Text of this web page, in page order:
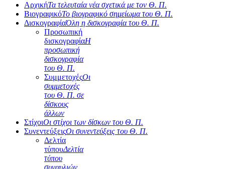
ΑρχικήΤα τελευταία νέα σχετικά με τον Θ. Π.
ΒιογραφικόΤο βιογραφικό σημείωμα του Θ. Π.
ΔισκογραφίαΌλη η δισκογραφία του Θ. Π.
Προσωπική
δισκογραφίαΗ
προσωπική
δισκογραφία
του Θ. Π.
ΣυμμετοχέςΟι
συμμετοχές
του Θ. Π. σε
δίσκους
άλλων
ΣτίχοιΟι στίχοι των δίσκων του Θ. Π.
ΣυνεντεύξειςΟι συνεντεύξεις του Θ. Π.
Δελτία
τύπουΔελτία
τύπου